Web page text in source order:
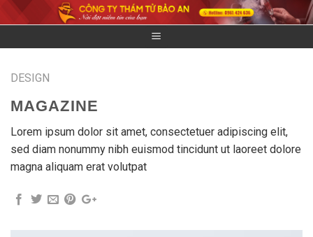
Skip
to
DESIGN
MAGAZINE
Lorem ipsum dolor sit amet, consectetuer adipiscing elit,
sed diam nonummy nibh euismod tincidunt ut laoreet dolore
magna aliquam erat volutpat